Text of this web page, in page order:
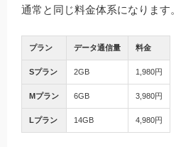
通常と同じ料金体系になります。
プラン データ通信量 料金
Sプラン 2GB 1,980円
Mプラン 6GB 3,980円
Lプラン 14GB 4,980円